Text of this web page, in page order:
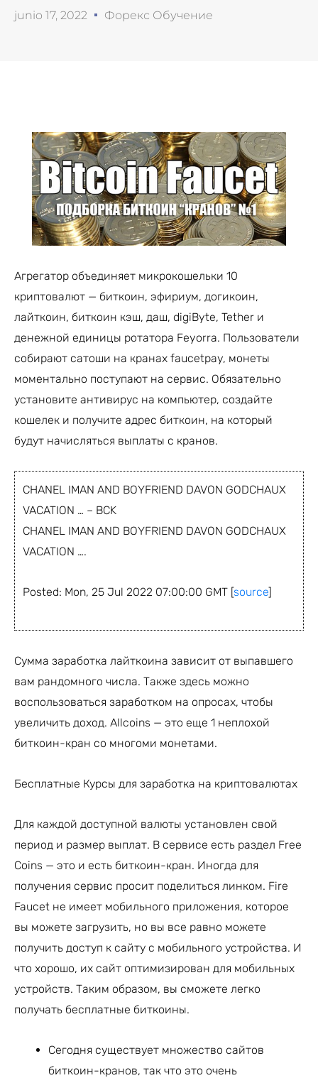
junio 17, 2022 Форекс Обучение
Агрегатор объединяет микрокошельки 10
криптовалют — биткоин, эфириум, догикоин,
лайткоин, биткоин кэш, даш, digiByte, Tether и
денежной единицы ротатора Feyorra. Пользователи
собирают сатоши на кранах faucetpay, монеты
моментально поступают на сервис. Обязательно
установите антивирус на компьютер, создайте
кошелек и получите адрес биткоин, на который
будут начисляться выплаты с кранов.
CHANEL IMAN AND BOYFRIEND DAVON GODCHAUX
VACATION … – BCK
CHANEL IMAN AND BOYFRIEND DAVON GODCHAUX
VACATION ….
Posted: Mon, 25 Jul 2022 07:00:00 GMT [source]
Сумма заработка лайткоина зависит от выпавшего
вам рандомного числа. Также здесь можно
воспользоваться заработком на опросах, чтобы
увеличить доход. Allcoins — это еще 1 неплохой
биткоин-кран со многоми монетами.
Бесплатные Курсы для заработка на криптовалютах
Для каждой доступной валюты установлен свой
период и размер выплат. В сервисе есть раздел Free
Coins — это и есть биткоин-кран. Иногда для
получения сервис просит поделиться линком. Fire
Faucet не имеет мобильного приложения, которое
вы можете загрузить, но вы все равно можете
получить доступ к сайту с мобильного устройства. И
что хорошо, их сайт оптимизирован для мобильных
устройств. Таким образом, вы сможете легко
получать бесплатные биткоины.
Сегодня существует множество сайтов
биткоин-кранов, так что это очень